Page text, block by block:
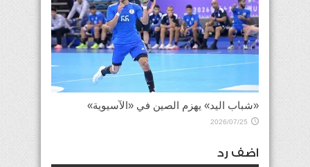
«شباب اليد» يهزم الصين في «الآسيوية»
2026/07/25
اضف رد